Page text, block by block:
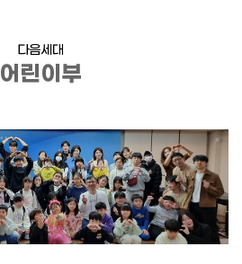
다음세대
어린이부